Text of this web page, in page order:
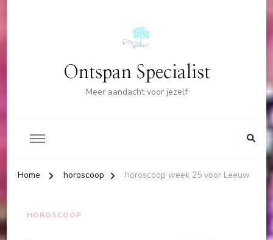
Ontspan Specialist
Meer aandacht voor jezelf
Home horoscoop horoscoop week 25 voor Leeuw
HOROSCOOP